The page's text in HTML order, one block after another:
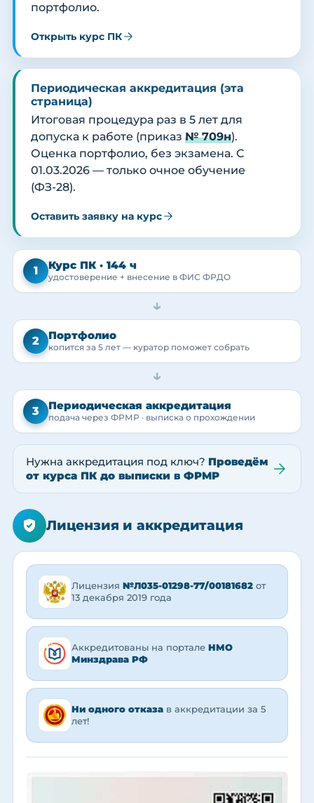
портфолио.
Открыть курс ПК
Периодическая аккредитация (эта
страница)
Итоговая процедура раз в 5 лет для
допуска к работе (приказ № 709н).
Оценка портфолио, без экзамена. С
01.03.2026 — только очное обучение
(ФЗ-28).
Оставить заявку на курс
1 Курс ПК · 144 ч
удостоверение + внесение в ФИС ФРДО
→
2 Портфолио
копится за 5 лет — куратор поможет собрать
→
3 Периодическая аккредитация
подача через ФРМР · выписка о прохождении
Нужна аккредитация под ключ? Проведём
от курса ПК до выписки в ФРМР
Лицензия и аккредитация
Лицензия №Л035-01298-77/00181682 от
13 декабря 2019 года
Аккредитованы на портале НМО
Минздрава РФ
Ни одного отказа в аккредитации за 5
лет!